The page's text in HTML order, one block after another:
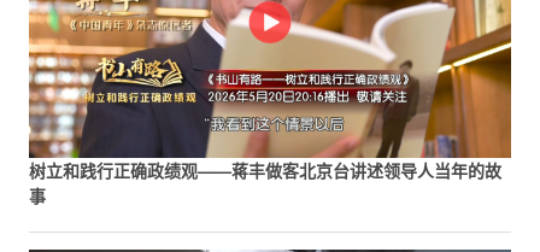
树立和践行正确政绩观——蒋丰做客北京台讲述领导人当年的故
事